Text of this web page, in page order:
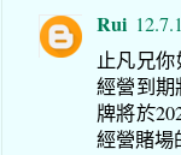
Rui
止凡兄
經營到
牌將於
經營賭場